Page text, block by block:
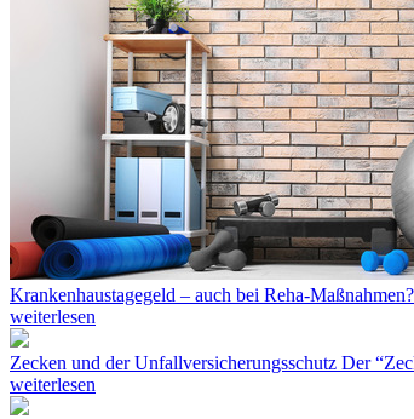
Krankenhaustagegeld – auch bei Reha-Maßnahmen?
weiterlesen
Zecken und der Unfallversicherungsschutz Der
weiterlesen